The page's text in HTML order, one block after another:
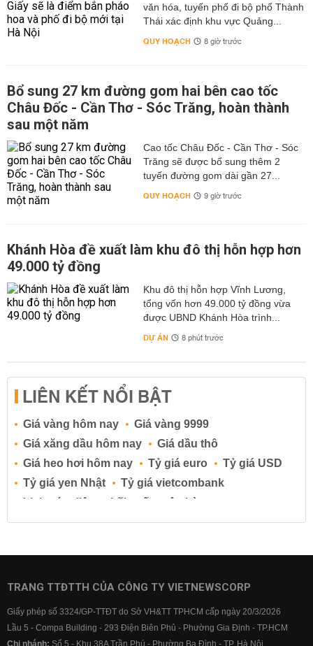
văn hóa, tuyến phố đi bộ phố Thành
Thái xác định khu vực Quảng...
QUY HOẠCH 8 giờ trước
Bổ sung 27 km đường gom hai bên cao tốc
Châu Đốc - Cần Thơ - Sóc Trăng, hoàn thành
sau một năm
Cao tốc Châu Đốc - Cần Thơ - Sóc
Trăng sẽ được bổ sung thêm 2
tuyến đường gom dài gần 27...
QUY HOẠCH 9 giờ trước
Khánh Hòa đề xuất làm khu đô thị hỗn hợp hơn
49.000 tỷ đồng
Khu đô thị hỗn hợp Vĩnh Lương,
tổng vốn hơn 49.000 tỷ đồng vừa
được UBND Khánh Hòa trình...
DỰ ÁN 8 phút trước
LIÊN KẾT NỔI BẬT
Giá vàng hôm nay
Giá vàng 9999
Giá xăng dầu hôm nay
Giá dầu thô
Giá heo hơi hôm nay
Tỷ giá euro
Tỷ giá USD
Tỷ giá yen Nhật
Tỷ giá vietcombank
Lịch cúp điện
Lãi suất ngân hàng
Lãi suất tiết kiệm
Lãi suất tiền gửi
Lãi suất ngân hàng BIDV
Lãi suất ngân hàng Vietcombank
TRANG TTĐTTH CỦA CÔNG TY VIETNEWSCORP
Giấy phép số 3324/GP-TTĐT do Sở VH&TT TPHCM cấp ngày 20/3/2026
Lầu 5 - Compa Building - 293 Điện Biên Phủ - Phường Gia Định - TP.HCM